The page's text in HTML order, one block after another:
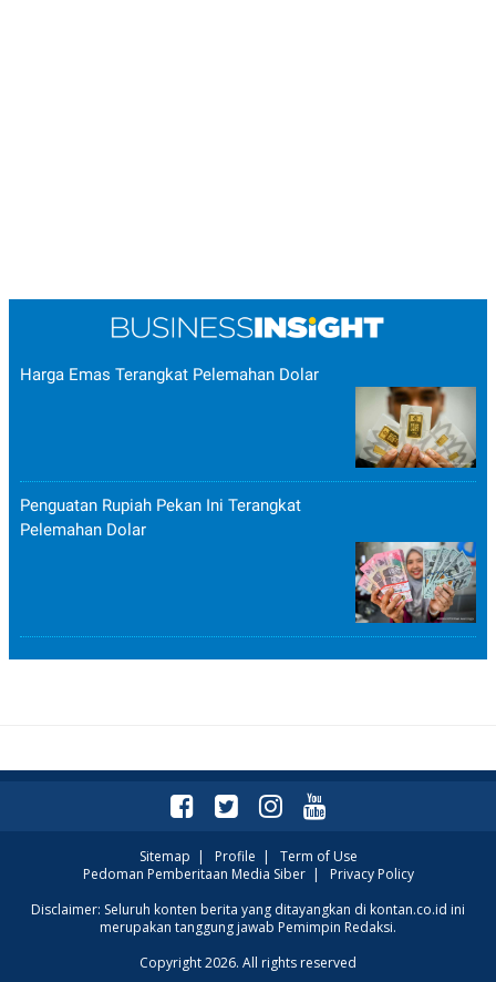
Harga Emas Terangkat Pelemahan Dolar
Penguatan Rupiah Pekan Ini Terangkat
Pelemahan Dolar
Sitemap | Profile | Term of Use
Pedoman Pemberitaan Media Siber| Privacy Policy
Disclaimer: Seluruh konten berita yang ditayangkan di kontan.co.id ini
merupakan tanggung jawab Pemimpin Redaksi.
Copyright 2026. All rights reserved